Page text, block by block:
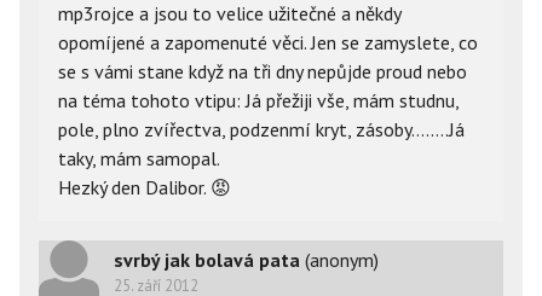
mp3rojce a jsou to velice užitečné a někdy
opomíjené a zapomenuté věci. Jen se zamyslete, co
se s vámi stane když na tři dny nepůjde proud nebo
na téma tohoto vtipu: Já přežiji vše, mám studnu,
pole, plno zvířectva, podzenmí kryt, zásoby........Já
taky, mám samopal.
Hezký den Dalibor. 😡
svrbý jak bolavá pata (anonym)
25. září 2012